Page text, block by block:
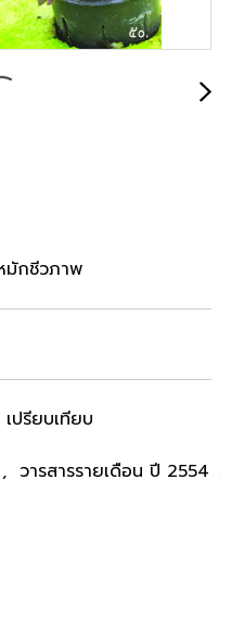
มักชีวภาพ
เปรียบเทียบ
, วารสารรายเดือน ปี 2554